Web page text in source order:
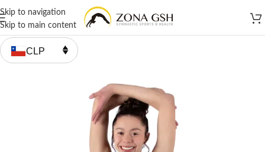
Skip to navigation
Skip to main content
CLP